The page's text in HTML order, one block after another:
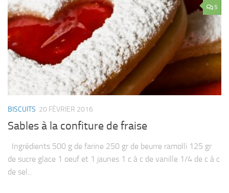
5
BISCUITS 20 FÉVRIER 2016
Sables à la confiture de fraise
Ingrédients 500 g de farine 250 gr de beurre ramolli 125 gr
de sucre glace 1 oeuf et 1 jaunes 1 c à c de vanille 1/4 de c à c
de sel...